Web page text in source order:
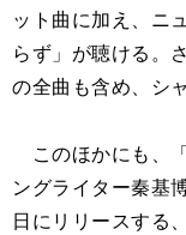
ット曲に加え、ニ
らず」が聴ける。
の全曲も含め、シ
このほかにも、
ングライター秦基
日にリリースする